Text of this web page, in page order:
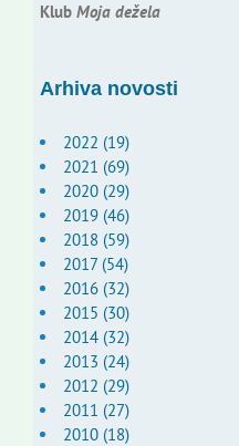
Klub Moja dežela
Arhiva novosti
2022 (19)
2021 (69)
2020 (29)
2019 (46)
2018 (59)
2017 (54)
2016 (32)
2015 (30)
2014 (32)
2013 (24)
2012 (29)
2011 (27)
2010 (18)